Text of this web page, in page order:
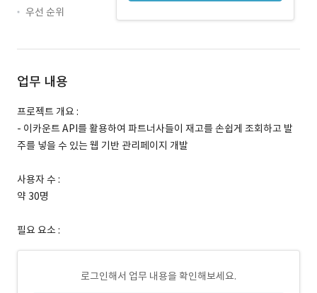
우선 순위
업무 내용
프로젝트 개요 :
- 이카운트 API를 활용하여 파트너사들이 재고를 손쉽게 조회하고 발
주를 넣을 수 있는 웹 기반 관리페이지 개발
사용자 수 :
약 30명
필요 요소 :
로그인해서 업무 내용을 확인해보세요.